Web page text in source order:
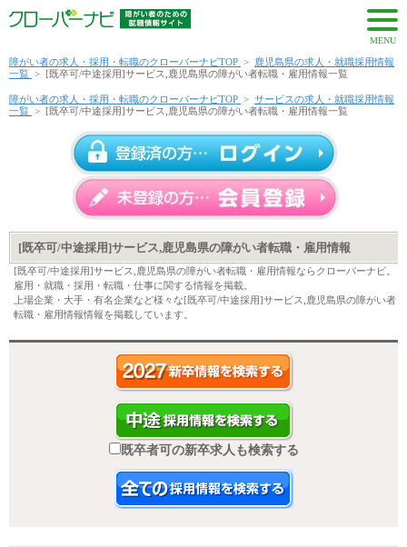
MENU
障がい者の求人・採用・転職のクローバーナビTOP > 鹿児島県の求人・就職採用情報
一覧 > [既卒可/中途採用]サービス,鹿児島県の障がい者転職・雇用情報一覧
障がい者の求人・採用・転職のクローバーナビTOP > サービスの求人・就職採用情報
一覧 > [既卒可/中途採用]サービス,鹿児島県の障がい者転職・雇用情報一覧
[既卒可/中途採用]サービス,鹿児島県の障がい者転職・雇用情報
[既卒可/中途採用]サービス,鹿児島県の障がい者転職・雇用情報ならクローバーナビ。
雇用・就職・採用・転職・仕事に関する情報を掲載。
上場企業・大手・有名企業など様々な[既卒可/中途採用]サービス,鹿児島県の障がい者
転職・雇用情報情報を掲載しています。
既卒者可の新卒求人も検索する